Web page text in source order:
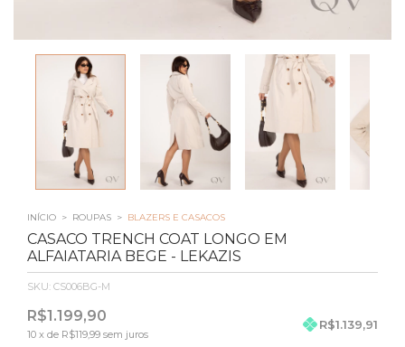
INÍCIO > ROUPAS > BLAZERS E CASACOS
CASACO TRENCH COAT LONGO EM
ALFAIATARIA BEGE - LEKAZIS
SKU: CS006BG-M
R$1.199,90
10 x de R$119,99 sem juros
R$1.139,91